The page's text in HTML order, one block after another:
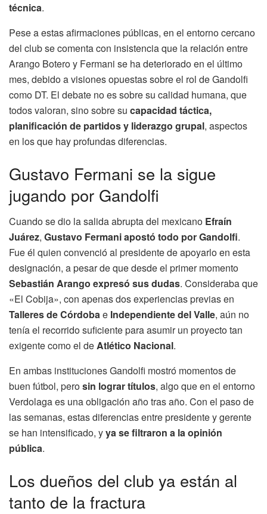
técnica.
Pese a estas afirmaciones públicas, en el entorno cercano
del club se comenta con insistencia que la relación entre
Arango Botero y Fermani se ha deteriorado en el último
mes, debido a visiones opuestas sobre el rol de Gandolfi
como DT. El debate no es sobre su calidad humana, que
todos valoran, sino sobre su capacidad táctica,
planificación de partidos y liderazgo grupal, aspectos
en los que hay profundas diferencias.
Gustavo Fermani se la sigue
jugando por Gandolfi
Cuando se dio la salida abrupta del mexicano Efraín
Juárez, Gustavo Fermani apostó todo por Gandolfi.
Fue él quien convenció al presidente de apoyarlo en esta
designación, a pesar de que desde el primer momento
Sebastián Arango expresó sus dudas. Consideraba que
«El Cobija», con apenas dos experiencias previas en
Talleres de Córdobae Independiente del Valle, aún no
tenía el recorrido suficiente para asumir un proyecto tan
exigente como el deAtlético Nacional.
En ambas instituciones Gandolfi mostró momentos de
buen fútbol, perosin lograr títulos, algo que en el entorno
Verdolaga es una obligación año tras año. Con el paso de
las semanas, estas diferencias entre presidente y gerente
se han intensificado, yya se filtraron a la opinión
pública.
Los dueños del club ya están al
tanto de la fractura